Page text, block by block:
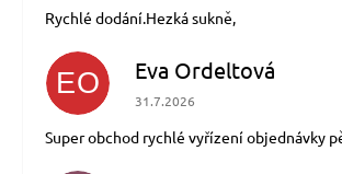
Rychlé dodání.Hezká sukně,
EO Eva Ordeltová
Hodnocení obchodu je 5 z 5
31.7.2026
Super obchod rychlé vyřízení objednávky